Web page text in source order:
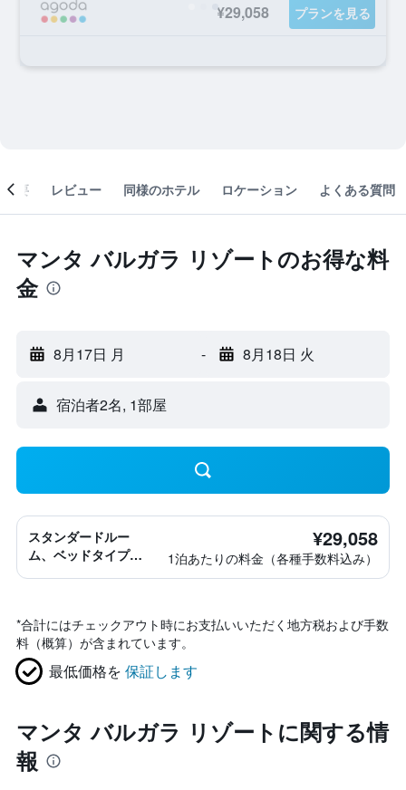
¥29,058 プランを見る
概要 レビュー 同様のホテル ロケーション よくある質問
マンタ バルガラ リゾートのお得な料
金
8月17日 月 - 8月18日 火
宿泊者2名, 1​部屋
スタンダードルー
ム、ベッドタイプ情
¥29,058
1泊あたりの料金（各種手数料込み）
*合計にはチェックアウト時にお支払いいただく地方税および手数
料（概算）が含まれています。
最低価格を 保証します
マンタ バルガラ リゾートに関する情
報